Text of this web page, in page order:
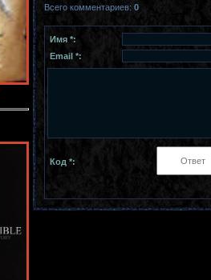
Всего комментариев: 0
Имя *:
Email *:
Код *: